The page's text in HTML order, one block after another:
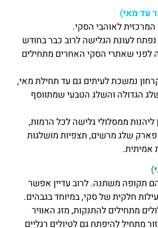
עד מאי)
המרכזית לאוהבי הסקי.
לעונת הגלישה לרוב כבר בחודש
לפני שאתרי הסקי האחרים מתחילים
נמשכת לעיתים גם עד תחילת מאי,
הגדולה והשלג הטבעי שמתווסף
ליהנות ממסלולי גלישה לכל הרמות,
פארק שלג מרשים, תצפיות מושלגות
אמיתית.
תקופה משתנה. לרוב עדיין אפשר
חלקית של סקי, במיוחד בגבהים.
מתחילים להתנקות, מזג האוויר
מתחיל להיפתח גם לטיולים רגליים